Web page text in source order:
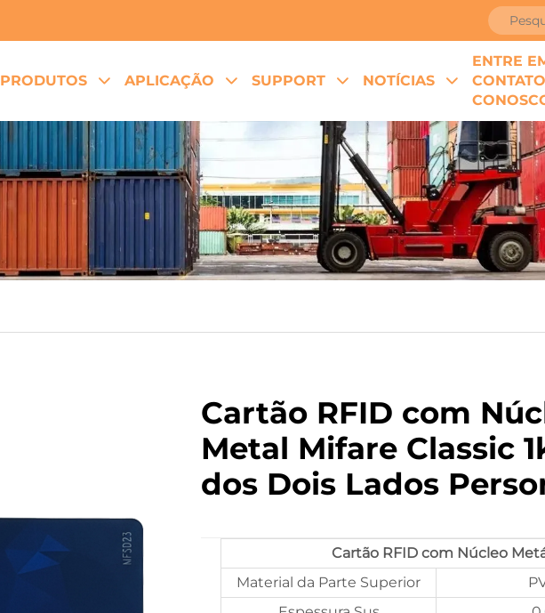
PRODUTOS APLICAÇÃO SUPPORT NOTÍCIAS
ENTRE
CONTATO
Cartão RFID com
Metal Mifare Classic
dos Dois Lados
Cartão RFID com Núcleo
Material da Parte Superior